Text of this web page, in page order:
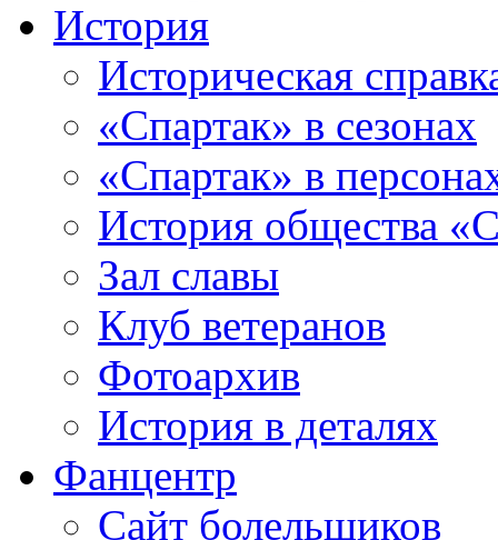
История
Историческая
«Спартак» в сезонах
«Спартак» в
История общества
Зал славы
Клуб ветеранов
Фотоархив
История в деталях
Фанцентр
Сайт болельщиков